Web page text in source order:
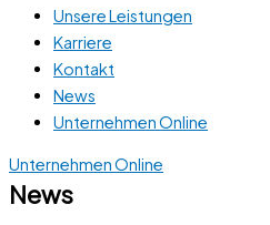
Unsere Leistungen
Karriere
Kontakt
News
Unternehmen Online
Unternehmen Online
News